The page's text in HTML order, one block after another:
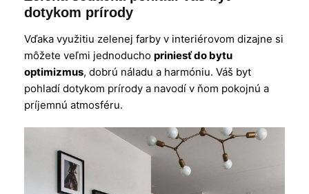
dotykom prírody
Vďaka využitiu zelenej farby v interiérovom dizajne si
môžete veľmi jednoducho priniesť do bytu
optimizmus, dobrú náladu a harmóniu. Váš byt
pohladí dotykom prírody a navodí v ňom pokojnú a
príjemnú atmosféru.